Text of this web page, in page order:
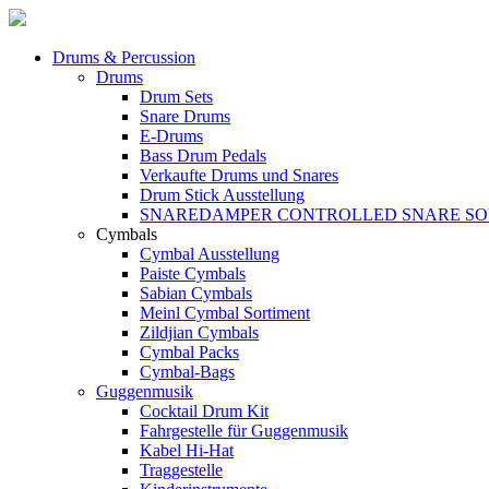
Drums & Percussion
Drums
Drum Sets
Snare Drums
E-Drums
Bass Drum Pedals
Verkaufte Drums und Snares
Drum Stick Ausstellung
SNAREDAMPER CONTROLLED SNARE
Cymbals
Cymbal Ausstellung
Paiste Cymbals
Sabian Cymbals
Meinl Cymbal Sortiment
Zildjian Cymbals
Cymbal Packs
Cymbal-Bags
Guggenmusik
Cocktail Drum Kit
Fahrgestelle für Guggenmusik
Kabel Hi-Hat
Traggestelle